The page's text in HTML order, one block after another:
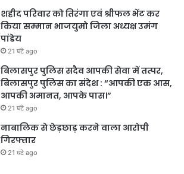
शहीद परिवार को तिरंगा एवं श्रीफल भेंट कर
किया सम्मान भाजयुमो जिला अध्यक्ष उमंग
पांडेय
21 घंटे ago
बिलासपुर पुलिस सदैव आपकी सेवा में तत्पर,
बिलासपुर पुलिस का संदेश : “आपकी एक आस,
आपकी अमानत, आपके पास।”
21 घंटे ago
नाबालिक से छेड़छाड़ करने वाला आरोपी
गिरफ्तार
21 घंटे ago